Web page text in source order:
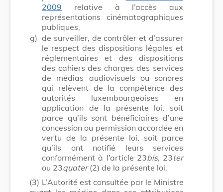
2009 relative à l’accès aux
représentations cinématographiques
publiques,
g) de surveiller, de contrôler et d’assurer
le respect des dispositions légales et
réglementaires et des dispositions
des cahiers des charges des services
de médias audiovisuels ou sonores
qui relèvent de la compétence des
autorités luxembourgeoises en
application de la présente loi, soit
parce qu’ils sont bénéficiaires d’une
concession ou permission accordée en
vertu de la présente loi, soit parce
qu’ils ont notifié leurs services
conformément à l’article 23bis, 23ter
ou 23quater(2) de la présente loi.
(3) L’Autorité est consultée par le Ministre